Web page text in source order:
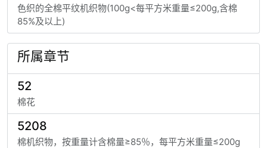
色织的全棉平纹机织物(100g<每平方米重量≤200g,含棉
85%及以上)
所属章节
52
棉花
5208
棉机织物，按重量计含棉量≥85％，每平方米重量≤200g